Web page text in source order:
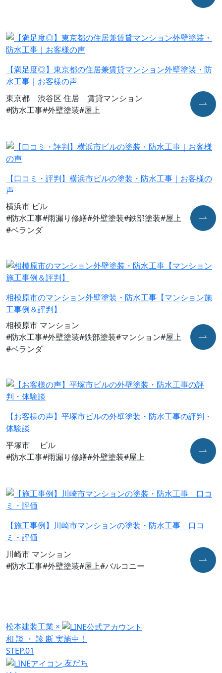
【満足度◎】東京都の住居兼賃貸マンション外壁塗装・防
水工事｜お客様の声
東京都 渋谷区 住居 賃貸マンション
#防水工事#外壁塗装#屋上
【口コミ・評判】横浜市ビルの塗装・防水工事｜お客様の
声
横浜市 ビル
#防水工事#⾬漏り修繕#外壁塗装#鉄部塗装#屋上
#ベランダ
相模原市のマンション外壁塗装・防水工事【マンション施
工事例＆評判】
相模原市 マンション
#防水工事#外壁塗装#鉄部塗装#マンション#屋上
#ベランダ
【お客様の声】平塚市ビルの外壁塗装・防水工事の評判・
体験談
平塚市 ビル
#防水工事#⾬漏り修繕#外壁塗装#屋上
【施工事例】川崎市マンションの塗装・防水工事 口コ
ミ・評価
川崎市 マンション
#防水工事#外壁塗装#屋上#バルコニー
松本建装工業 ×
相 談 ・ 診 断実施中！
STEP.01
友だち